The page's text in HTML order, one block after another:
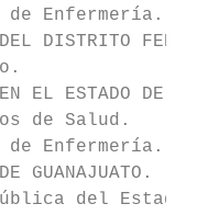
de Enfermería.
DISTRITO
EL ESTADO DE
de Salud.
de Enfermería.
GUANAJUATO.
del Estado